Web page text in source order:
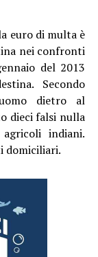
euro di multa è
nei confronti
del 2013
Secondo
dietro al
dieci falsi nulla
indiani.
domiciliari.